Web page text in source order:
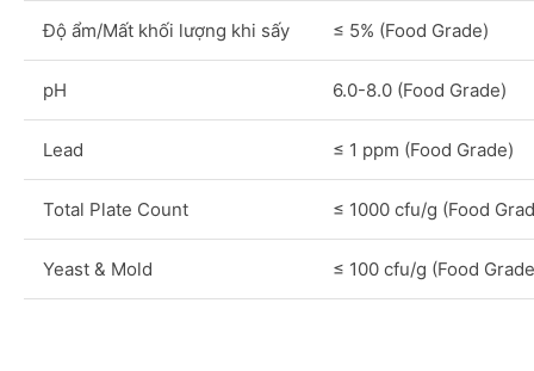
Độ ẩm/Mất khối lượng khi sấy ≤ 5% (Food Grade)
pH 6.0-8.0 (Food Grade)
Lead ≤ 1 ppm (Food Grade)
Total Plate Count ≤ 1000 cfu/g (Food
Yeast & Mold ≤ 100 cfu/g (Food